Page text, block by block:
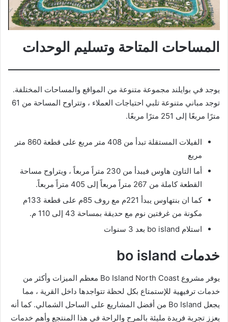
المساحات المتاحة وتسليم الوحدات
يوجد في بوايلند مجموعة متنوعة من المواقع والمساحات المختلفة.
توجد مباني متنوعة تلبي احتياجات العملاء ، وتتراوح المساحة من 61
مترًا مربعًا إلى 251 مترًا مربعًا.
الفيلات المستقلة تبدأ من 408 متر مربع على قطعة 860 متر
مربع
أما التاون هاوس فيبدأ من 230 متراً مربعاً ، ويتراوح مساحة
القطعة كاملة من 267 متراً مربعاً إلى 405 متراً مربعاً.
كما ان بنتهاوس يبدأ 221م مع روف 85م على قطعة 133م
مكونة من غرفتين نوم مع حديقة بمساحة 43 إلى 110 م.
استلام bo island بعد 3 سنوات
خدمات bo island
يوفر مشروع Bo Island North Coast معظم الميزات وأكثر من
خدمات ترفيهية للإستمتاع بكل لحظة تتواجدها داخل القرية ، مما
يجعل Bo Island من أفضل المشاريع على الساحل الشمالي. كما أنه
يعزز تجربة فريدة مليئة بالمرح والراحة في هذا المنتجع وأهم خدمات